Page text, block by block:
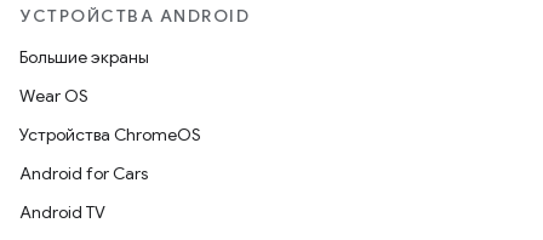
УСТРОЙСТВА ANDROID
Большие экраны
Wear OS
Устройства ChromeOS
Android for Cars
Android TV